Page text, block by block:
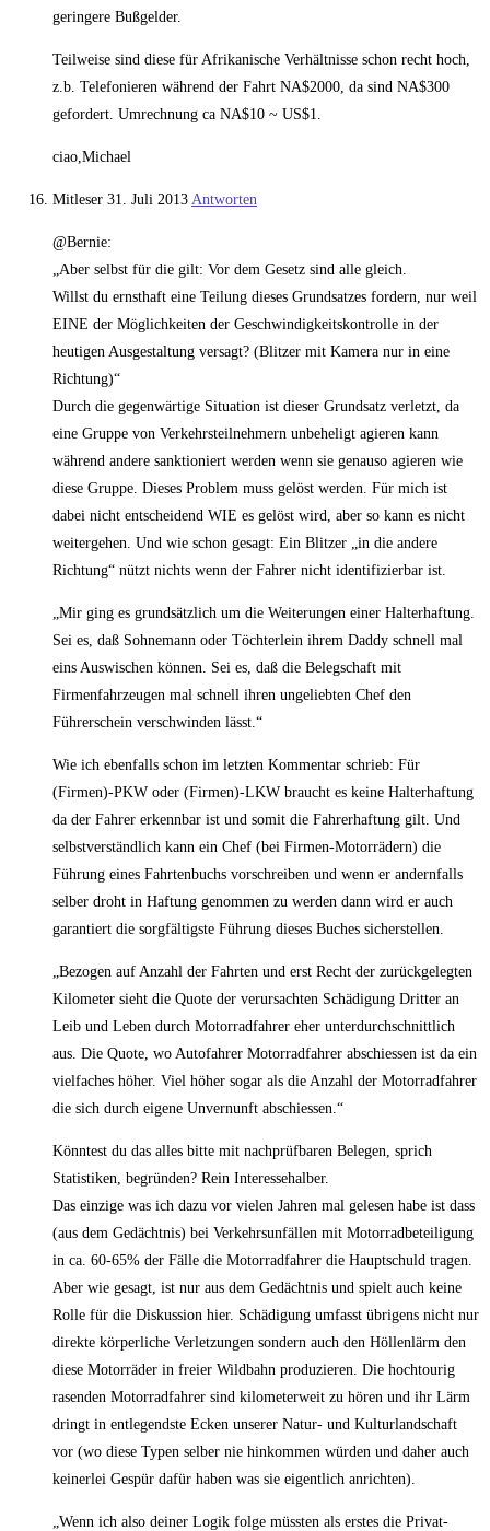
geringere Bußgelder.
Teilweise sind diese für Afrikanische Verhältnisse schon recht hoch,
z.b. Telefonieren während der Fahrt NA$2000, da sind NA$300
gefordert. Umrechnung ca NA$10 ~ US$1.
ciao,Michael
Mitleser 31. Juli 2013 Antworten
@Bernie:
„Aber selbst für die gilt: Vor dem Gesetz sind alle gleich.
Willst du ernsthaft eine Teilung dieses Grundsatzes fordern, nur weil
EINE der Möglichkeiten der Geschwindigkeitskontrolle in der
heutigen Ausgestaltung versagt? (Blitzer mit Kamera nur in eine
Richtung)“
Durch die gegenwärtige Situation ist dieser Grundsatz verletzt, da
eine Gruppe von Verkehrsteilnehmern unbeheligt agieren kann
während andere sanktioniert werden wenn sie genauso agieren wie
diese Gruppe. Dieses Problem muss gelöst werden. Für mich ist
dabei nicht entscheidend WIE es gelöst wird, aber so kann es nicht
weitergehen. Und wie schon gesagt: Ein Blitzer „in die andere
Richtung“ nützt nichts wenn der Fahrer nicht identifizierbar ist.
„Mir ging es grundsätzlich um die Weiterungen einer Halterhaftung.
Sei es, daß Sohnemann oder Töchterlein ihrem Daddy schnell mal
eins Auswischen können. Sei es, daß die Belegschaft mit
Firmenfahrzeugen mal schnell ihren ungeliebten Chef den
Führerschein verschwinden lässt.“
Wie ich ebenfalls schon im letzten Kommentar schrieb: Für
(Firmen)-PKW oder (Firmen)-LKW braucht es keine Halterhaftung
da der Fahrer erkennbar ist und somit die Fahrerhaftung gilt. Und
selbstverständlich kann ein Chef (bei Firmen-Motorrädern) die
Führung eines Fahrtenbuchs vorschreiben und wenn er andernfalls
selber droht in Haftung genommen zu werden dann wird er auch
garantiert die sorgfältigste Führung dieses Buches sicherstellen.
„Bezogen auf Anzahl der Fahrten und erst Recht der zurückgelegten
Kilometer sieht die Quote der verursachten Schädigung Dritter an
Leib und Leben durch Motorradfahrer eher unterdurchschnittlich
aus. Die Quote, wo Autofahrer Motorradfahrer abschiessen ist da ein
vielfaches höher. Viel höher sogar als die Anzahl der Motorradfahrer
die sich durch eigene Unvernunft abschiessen.“
Könntest du das alles bitte mit nachprüfbaren Belegen, sprich
Statistiken, begründen? Rein Interessehalber.
Das einzige was ich dazu vor vielen Jahren mal gelesen habe ist dass
(aus dem Gedächtnis) bei Verkehrsunfällen mit Motorradbeteiligung
in ca. 60-65% der Fälle die Motorradfahrer die Hauptschuld tragen.
Aber wie gesagt, ist nur aus dem Gedächtnis und spielt auch keine
Rolle für die Diskussion hier. Schädigung umfasst übrigens nicht nur
direkte körperliche Verletzungen sondern auch den Höllenlärm den
diese Motorräder in freier Wildbahn produzieren. Die hochtourig
rasenden Motorradfahrer sind kilometerweit zu hören und ihr Lärm
dringt in entlegendste Ecken unserer Natur- und Kulturlandschaft
vor (wo diese Typen selber nie hinkommen würden und daher auch
keinerlei Gespür dafür haben was sie eigentlich anrichten).
„Wenn ich also deiner Logik folge müssten als erstes die Privat-